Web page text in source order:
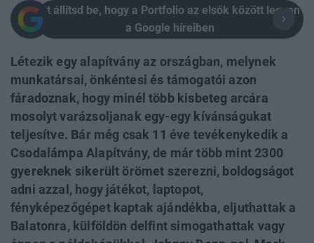
Itt állítsd be, hogy a Portfolio az elsők között legyen
a Google híreiben
Létezik egy alapítvány az országban, melynek
munkatársai, önkéntesi és támogatói azon
fáradoznak, hogy minél több kisbeteg arcára
mosolyt varázsoljanak egy-egy kívánságukat
teljesítve. Bár még csak 11 éve tevékenykedik a
Csodalámpa Alapítvány, de már több mint 2300
gyereknek sikerült örömet szerezni, boldogságot
adni azzal, hogy játékot, laptopot,
fényképezőgépet kaptak ajándékba, eljuthattak a
Balatonra, külföldön delfint simogathattak vagy